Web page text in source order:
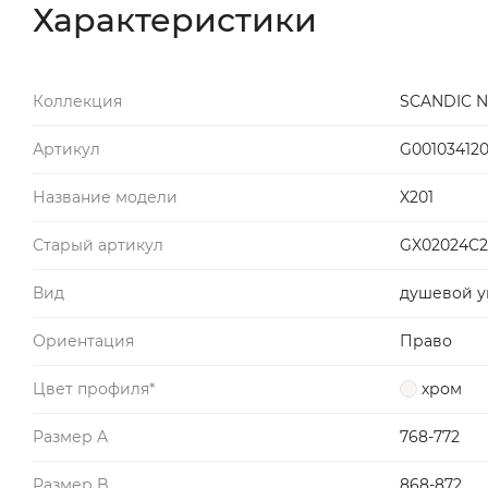
Характеристики
Коллекция SCANDIC
Артикул G001034120
Название модели X201
Старый артикул GX02024C2
Вид душевой
Ориентация Право
Цвет профиля* хром
Размер A 768-772